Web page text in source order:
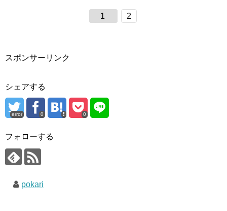
1 2
スポンサーリンク
シェアする
error 0 0
フォローする
pokari